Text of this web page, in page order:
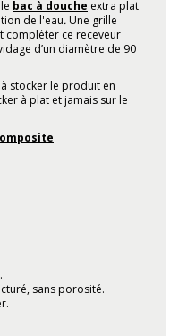
bac à douche extra plat
de l'eau. Une grille
compléter ce receveur
d’un diamètre de 90
stocker le produit en
à plat et jamais sur le
sans porosité.